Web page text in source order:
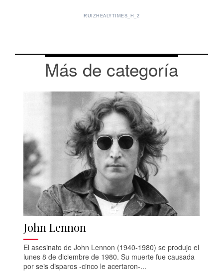
RUIZHEALYTIMES_H_2
Más de categoría
John Lennon
El asesinato de John Lennon (1940-1980) se produjo el
lunes 8 de diciembre de 1980. Su muerte fue causada
por seis disparos -cinco le acertaron-...